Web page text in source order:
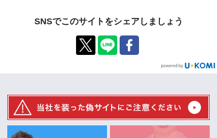
SNSでこのサイトをシェアしましょう